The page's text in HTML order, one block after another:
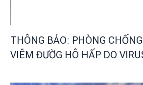
THÔNG BÁO: PHÒNG
VIÊM ĐƯỜG HÔ HẤP DO